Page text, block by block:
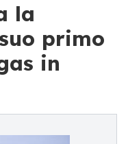
la
primo
in